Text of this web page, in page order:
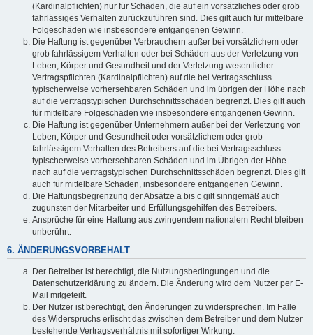
(Kardinalpflichten) nur für Schäden, die auf ein vorsätzliches oder grob
fahrlässiges Verhalten zurückzuführen sind. Dies gilt auch für mittelbare
Folgeschäden wie insbesondere entgangenen Gewinn.
Die Haftung ist gegenüber Verbrauchern außer bei vorsätzlichem oder
grob fahrlässigem Verhalten oder bei Schäden aus der Verletzung von
Leben, Körper und Gesundheit und der Verletzung wesentlicher
Vertragspflichten (Kardinalpflichten) auf die bei Vertragsschluss
typischerweise vorhersehbaren Schäden und im übrigen der Höhe nach
auf die vertragstypischen Durchschnittsschäden begrenzt. Dies gilt auch
für mittelbare Folgeschäden wie insbesondere entgangenen Gewinn.
Die Haftung ist gegenüber Unternehmern außer bei der Verletzung von
Leben, Körper und Gesundheit oder vorsätzlichem oder grob
fahrlässigem Verhalten des Betreibers auf die bei Vertragsschluss
typischerweise vorhersehbaren Schäden und im Übrigen der Höhe
nach auf die vertragstypischen Durchschnittsschäden begrenzt. Dies gilt
auch für mittelbare Schäden, insbesondere entgangenen Gewinn.
Die Haftungsbegrenzung der Absätze a bis c gilt sinngemäß auch
zugunsten der Mitarbeiter und Erfüllungsgehilfen des Betreibers.
Ansprüche für eine Haftung aus zwingendem nationalem Recht bleiben
unberührt.
6. ÄNDERUNGSVORBEHALT
Der Betreiber ist berechtigt, die Nutzungsbedingungen und die
Datenschutzerklärung zu ändern. Die Änderung wird dem Nutzer per E-
Mail mitgeteilt.
Der Nutzer ist berechtigt, den Änderungen zu widersprechen. Im Falle
des Widerspruchs erlischt das zwischen dem Betreiber und dem Nutzer
bestehende Vertragsverhältnis mit sofortiger Wirkung.